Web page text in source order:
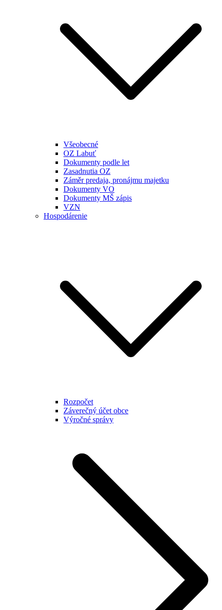
Všeobecné
OZ Labuť
Dokumenty podle let
Zasadnutia OZ
Záměr predaja, pronájmu majetku
Dokumenty VO
Dokumenty MŠ zápis
VZN
Hospodárenie
Rozpočet
Záverečný účet obce
Výročné správy